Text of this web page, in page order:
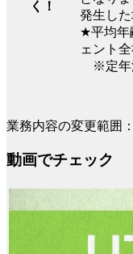
く！
発生し
★平均年
ェント全
※定年
業務内容の変更範囲
動画でチェック